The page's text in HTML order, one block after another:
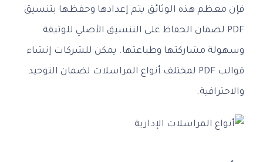
فإن معظم هذه الوثائق يتم إعدادها وحفظها بتنسيق
PDF لضمان الحفاظ على التنسيق الأصلي للوثيقة
وسهولة مشاركتها وطباعتها. يمكن للشركات إنشاء
قوالب PDF لمختلف أنواع المراسلات لضمان التوحيد
والاحترافية.